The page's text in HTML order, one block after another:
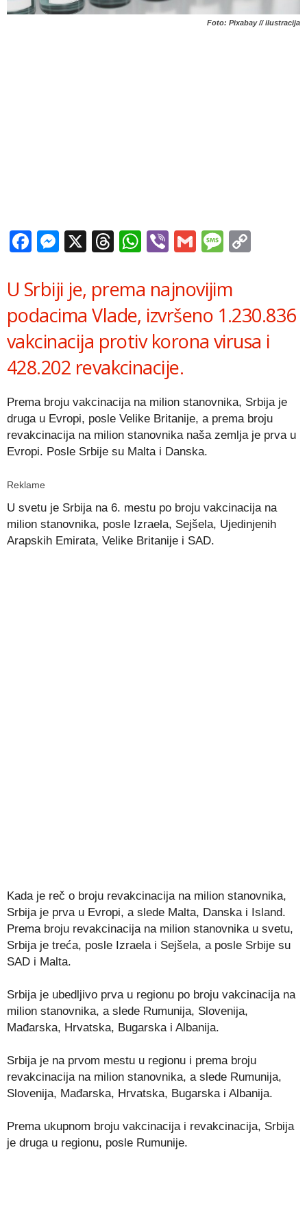
Foto: Pixabay // ilustracija
Facebook
Messenger
X Threads
WhatsApp
ViberGmail
U Srbiji je, prema najnovijim
podacima Vlade, izvršeno 1.230.836
vakcinacija protiv korona virusa i
428.202 revakcinacije.
Prema broju vakcinacija na milion stanovnika, Srbija je
druga u Evropi, posle Velike Britanije, a prema broju
revakcinacija na milion stanovnika naša zemlja je prva u
Evropi. Posle Srbije su Malta i Danska.
Reklame
U svetu je Srbija na 6. mestu po broju vakcinacija na
milion stanovnika, posle Izraela, Sejšela, Ujedinjenih
Arapskih Emirata, Velike Britanije i SAD.
Kada je reč o broju revakcinacija na milion stanovnika,
Srbija je prva u Evropi, a slede Malta, Danska i Island.
Prema broju revakcinacija na milion stanovnika u svetu,
Srbija je treća, posle Izraela i Sejšela, a posle Srbije su
SAD i Malta.
Srbija je ubedljivo prva u regionu po broju vakcinacija na
milion stanovnika, a slede Rumunija, Slovenija,
Mađarska, Hrvatska, Bugarska i Albanija.
Srbija je na prvom mestu u regionu i prema broju
revakcinacija na milion stanovnika, a slede Rumunija,
Slovenija, Mađarska, Hrvatska, Bugarska i Albanija.
Prema ukupnom broju vakcinacija i revakcinacija, Srbija
je druga u regionu, posle Rumunije.